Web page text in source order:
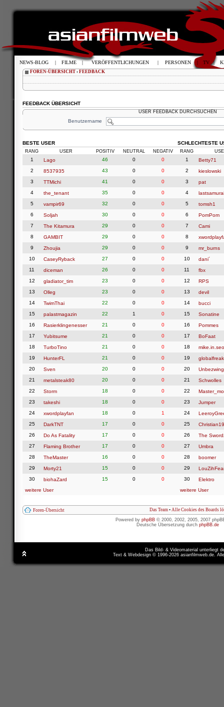
FOREN-ÜBERSICHT ‹ FEEDBACK
FEEDBACK ÜBERSICHT
USER FEEDBACK DURCHSUCHEN
Benutzername
BESTE USER
RANG USER POSITIV NEUTRAL NEGATIV
1 Lago 46 0
0
2
8537935 43 0
0
3
TTMichi 41 0
0
4
the_tenant 35 0
0
5
vampir69 32 0
0
6
Soljah 30 0
0
7
The Kitamura 29 0
0
8
GAMBIT 29 0
0
9
Zhoujia 29 0
0
10
CaseyRyback 27 0
0
11
diceman 26 0
0
12
gladiator_tim 23 0
0
13
Olleg 23 0
0
14
TwimThai 22 0
0
15
palastmagazin 22 1
0
16
Rasierklingenesser 21 0
0
17
Yubitsume 21 0
0
18
TurboTino 21 0
0
19
HunterFL 21 0
0
20
Sven 20 0
0
21
metalsteak80 20 0
0
22
Storm 18 0
0
23
takeshi 18 0
0
24
xwordplayfan 18 0
1
25
DarkTNT 17 0
0
26
Do As Fatality 17 0
0
27
Flaming Brother 17 0
0
28
TheMaster 16 0
0
29
Morty21 15 0
0
30
biohaZard 15 0
0
weitere User
SCHLECHTESTE
RANG
1
Betty71
2
kieslowski
3
pat
4
5
tomsh1
6
PomPom
7
Cami
8
9
mr_burns
10
dani´
11
fbx
12
RPS
13
devil
14
bucci
15
Sonatine
16
Pommes
17
BoFaat
18
19
globalfreak
20
21
Schwolles
22
Master_mo
23
Jumper
24
25
26
The
27
Umbra
28
boomer
29
30
Elektro
weitere User
Foren-Übersicht Das Team • Alle Cookies des Boards
Powered by phpBB © 2000, 2002, 2005, 2007
Deutsche Übersetzung durch phpBB.de
Das Bild- & Videomaterial unterliegt
Text & Webdesign © 1996-2026 asianfilmweb.de.
NEWS-BLOG | FILME | VERÖFFENTLICHUNGEN | PERSONEN | TV |